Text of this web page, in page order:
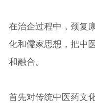
在治企过程中，颈复
化和儒家思想，把中
和融合。
首先对传统中医药文